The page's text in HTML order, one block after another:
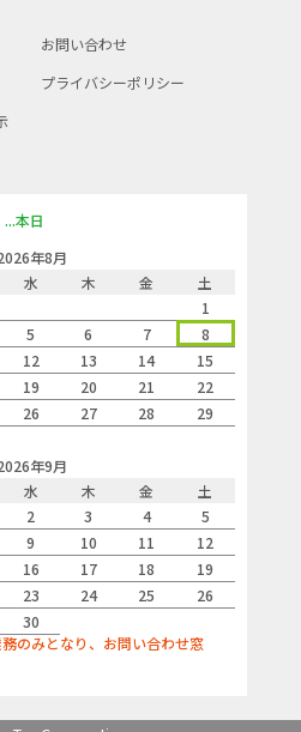
お問い合わせ
プライバシーポリシー
...本日
年8月
水 木 金
土
1
5 6 7
8
12 13 14
15
19 20 21
22
26 27 28
29
年9月
水 木 金
土
2 3 4
5
9 10 11
12
16 17 18
19
23 24 25
26
30
のみとなり、お問い合わせ窓